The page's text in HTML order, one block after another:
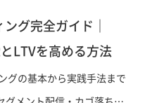
グ完全ガイド｜
LTVを高める方法
グの基本から実践手法まで